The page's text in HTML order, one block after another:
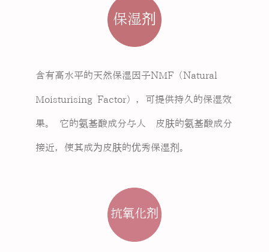
保湿剂
含有高水平的天然保湿因子NMF（Natural
Moisturising Factor），可提供持久的保湿效
果。 它的氨基酸成分与人类皮肤的氨基酸成分
接近，使其成为皮肤的优秀保湿剂。
抗氧化剂